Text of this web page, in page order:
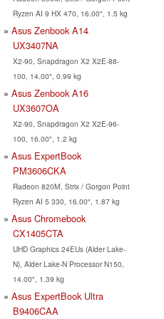
Ryzen AI 9 HX 470, 16.00", 1.5 kg
Asus Zenbook A14
UX3407NA
X2-90, Snapdragon X2 X2E-88-
100, 14.00", 0.99 kg
Asus Zenbook A16
UX3607OA
X2-90, Snapdragon X2 X2E-96-
100, 16.00", 1.2 kg
Asus ExpertBook
PM3606CKA
Radeon 820M, Strix / Gorgon Point
Ryzen AI 5 330, 16.00", 1.87 kg
Asus Chromebook
CX1405CTA
UHD Graphics 24EUs (Alder Lake-
N), Alder Lake-N Processor N150,
14.00", 1.39 kg
Asus ExpertBook Ultra
B9406CAA